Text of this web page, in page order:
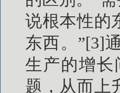
说根本性的
东西。”[3]
生产的增长
题，从而上